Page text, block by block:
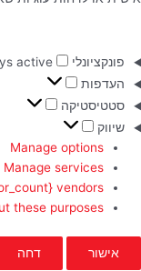
פונקציונלי
active
העדפות
סטטיסטיקה
שיווק
Manage options
Manage services
vendors
these purposes
אישור דחה